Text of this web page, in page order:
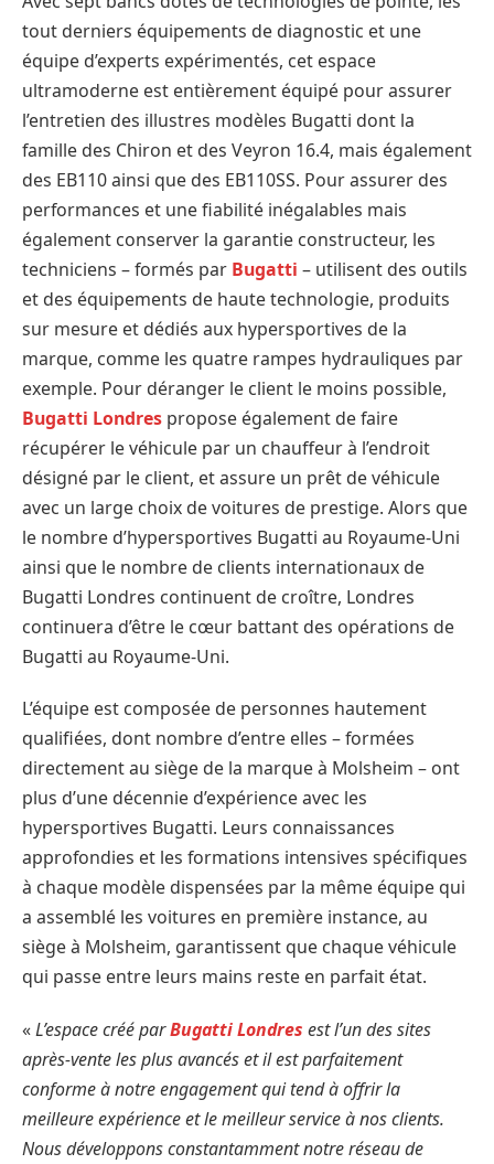
tout derniers équipements de diagnostic et une
équipe d’experts expérimentés, cet espace
ultramoderne est entièrement équipé pour assurer
l’entretien des illustres modèles Bugatti dont la
famille des Chiron et des Veyron 16.4, mais également
des EB110 ainsi que des EB110SS. Pour assurer des
performances et une fiabilité inégalables mais
également conserver la garantie constructeur, les
techniciens – formés par Bugatti – utilisent des outils
et des équipements de haute technologie, produits
sur mesure et dédiés aux hypersportives de la
marque, comme les quatre rampes hydrauliques par
exemple. Pour déranger le client le moins possible,
Bugatti Londres propose également de faire
récupérer le véhicule par un chauffeur à l’endroit
désigné par le client, et assure un prêt de véhicule
avec un large choix de voitures de prestige. Alors que
le nombre d’hypersportives Bugatti au Royaume-Uni
ainsi que le nombre de clients internationaux de
Bugatti Londres continuent de croître, Londres
continuera d’être le cœur battant des opérations de
Bugatti au Royaume-Uni.
L’équipe est composée de personnes hautement
qualifiées, dont nombre d’entre elles – formées
directement au siège de la marque à Molsheim – ont
plus d’une décennie d’expérience avec les
hypersportives Bugatti. Leurs connaissances
approfondies et les formations intensives spécifiques
à chaque modèle dispensées par la même équipe qui
a assemblé les voitures en première instance, au
siège à Molsheim, garantissent que chaque véhicule
qui passe entre leurs mains reste en parfait état.
«L’espace créé parBugatti Londres est l’un des sites
après-vente les plus avancés et il est parfaitement
conforme à notre engagement qui tend à offrir la
meilleure expérience et le meilleur service à nos clients.
Nous développons constantamment notre réseau de